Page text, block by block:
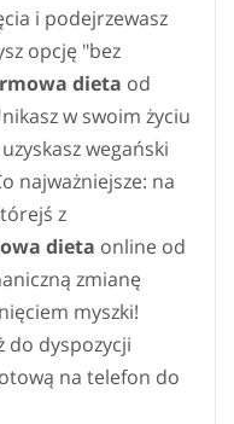
i podejrzewasz
opcję "bez
dieta od
w swoim życiu
wegański
najważniejsze: na
z
dieta online od
zmianę
myszki!
do dyspozycji
na telefon do